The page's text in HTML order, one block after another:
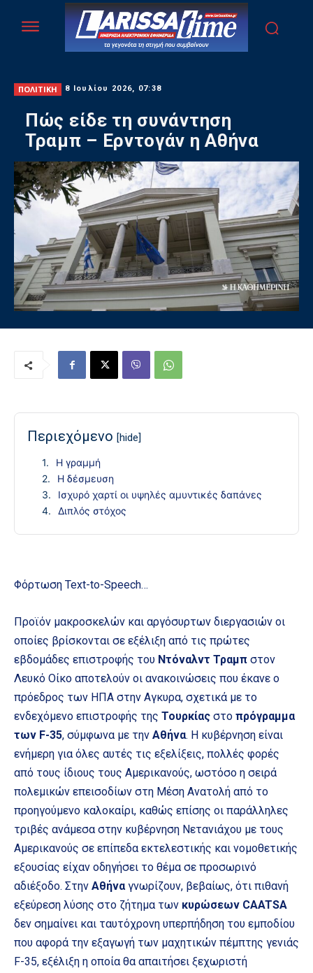
ΠΟΛΙΤΙΚΗ 8 Ιουλίου 2026, 07:38
Πώς είδε τη συνάντηση
Τραμπ – Ερντογάν η Αθήνα
Περιεχόμενο [hide]
Η γραμμή
Η δέσμευση
Ισχυρό χαρτί οι υψηλές αμυντικές δαπάνες
Διπλός στόχος
Φόρτωση Text-to-Speech…
Προϊόν μακροσκελών και αργόσυρτων διεργασιών οι
οποίες βρίσκονται σε εξέλιξη από τις πρώτες
εβδομάδες επιστροφής του Ντόναλντ Τραμπ στον
Λευκό Οίκο αποτελούν οι ανακοινώσεις που έκανε ο
πρόεδρος των ΗΠΑ στην Αγκυρα, σχετικά με το
ενδεχόμενο επιστροφής της Τουρκίας στο πρόγραμμα
των F-35, σύμφωνα με την Αθήνα. Η κυβέρνηση είναι
ενήμερη για όλες αυτές τις εξελίξεις, πολλές φορές
από τους ίδιους τους Αμερικανούς, ωστόσο η σειρά
πολεμικών επεισοδίων στη Μέση Ανατολή από το
προηγούμενο καλοκαίρι, καθώς επίσης οι παράλληλες
τριβές ανάμεσα στην κυβέρνηση Νετανιάχου με τους
Αμερικανούς σε επίπεδα εκτελεστικής και νομοθετικής
εξουσίας είχαν οδηγήσει το θέμα σε προσωρινό
αδιέξοδο. Στην Αθήναγνωρίζουν, βεβαίως, ότι πιθανή
εξεύρεση λύσης στο ζήτημα των κυρώσεων CAATSA
δεν σημαίνει και ταυτόχρονη υπερπήδηση του εμποδίου
που αφορά την εξαγωγή των μαχητικών πέμπτης γενιάς
F-35, εξέλιξη η οποία θα απαιτήσει ξεχωριστή